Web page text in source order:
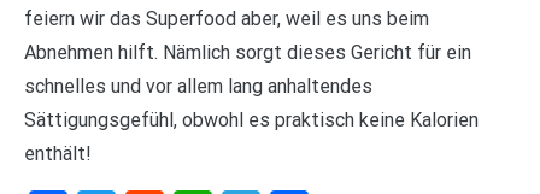
feiern wir das Superfood aber, weil es uns beim
Abnehmen hilft. Nämlich sorgt dieses Gericht für ein
schnelles und vor allem lang anhaltendes
Sättigungsgefühl, obwohl es praktisch keine Kalorien
enthält!